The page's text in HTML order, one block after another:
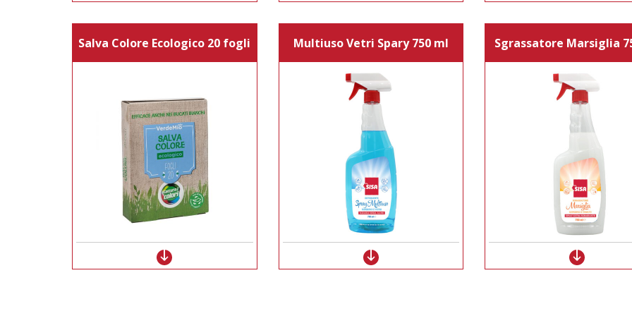
Salva Colore Ecologico 20 fogli Multiuso Vetri Spary 750 ml Sgrassatore Marsiglia